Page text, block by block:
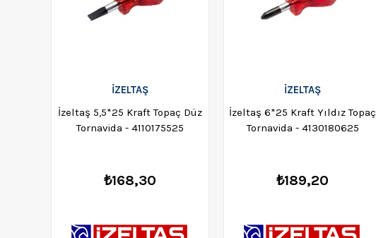
İZELTAŞ
İzeltaş 5,5*25 Kraft Topaç Düz
Tornavida - 4110175525
₺168,30
İZELTAŞ
İzeltaş 6*25 Kraft Yıldız Topaç
Tornavida - 4130180625
₺189,20